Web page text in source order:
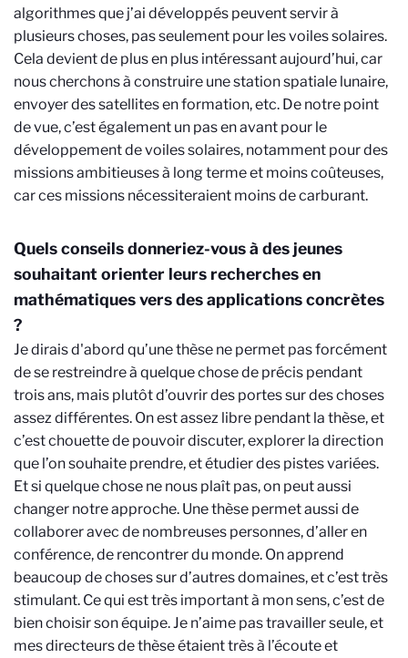
algorithmes que j’ai développés peuvent servir à
plusieurs choses, pas seulement pour les voiles solaires.
Cela devient de plus en plus intéressant aujourd’hui, car
nous cherchons à construire une station spatiale lunaire,
envoyer des satellites en formation, etc. De notre point
de vue, c’est également un pas en avant pour le
développement de voiles solaires, notamment pour des
missions ambitieuses à long terme et moins coûteuses,
car ces missions nécessiteraient moins de carburant.
Quels conseils donneriez-vous à des jeunes
souhaitant orienter leurs recherches en
mathématiques vers des applications concrètes
?
Je dirais d'abord qu’une thèse ne permet pas forcément
de se restreindre à quelque chose de précis pendant
trois ans, mais plutôt d’ouvrir des portes sur des choses
assez différentes. On est assez libre pendant la thèse, et
c’est chouette de pouvoir discuter, explorer la direction
que l’on souhaite prendre, et étudier des pistes variées.
Et si quelque chose ne nous plaît pas, on peut aussi
changer notre approche. Une thèse permet aussi de
collaborer avec de nombreuses personnes, d’aller en
conférence, de rencontrer du monde. On apprend
beaucoup de choses sur d’autres domaines, et c’est très
stimulant. Ce qui est très important à mon sens, c’est de
bien choisir son équipe. Je n’aime pas travailler seule, et
mes directeurs de thèse étaient très à l’écoute et